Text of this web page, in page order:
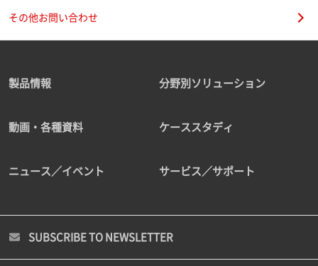
その他お問い合わせ
製品情報 分野別ソリューション
動画・各種資料 ケーススタディ
ニュース／イベント サービス／サポート
SUBSCRIBE TO NEWSLETTER